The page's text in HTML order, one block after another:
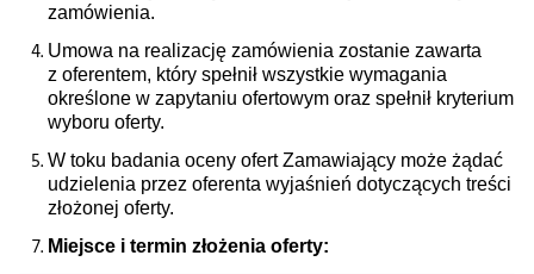
zamówienia.
Umowa na realizację zamówienia zostanie zawarta
z oferentem, który spełnił wszystkie wymagania
określone w zapytaniu ofertowym oraz spełnił kryterium
wyboru oferty.
W toku badania oceny ofert Zamawiający może żądać
udzielenia przez oferenta wyjaśnień dotyczących treści
złożonej oferty.
Miejsce i termin złożenia oferty: